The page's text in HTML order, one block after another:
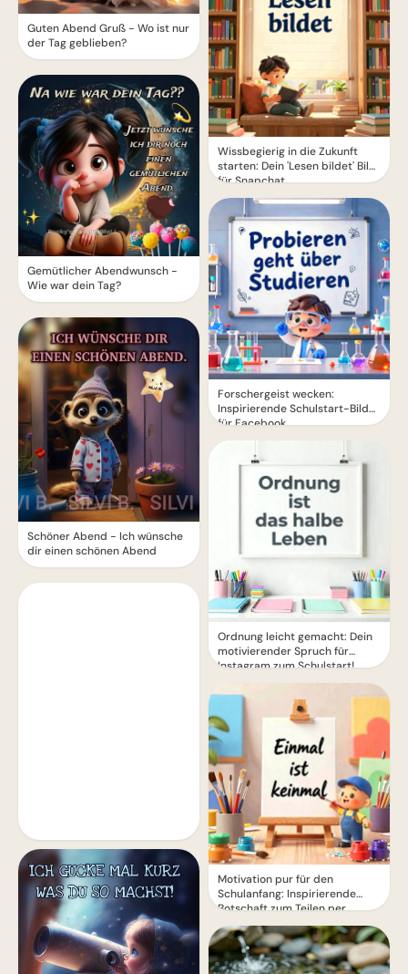
Guten Abend Gruß - Wo ist nur
der Tag geblieben?
Gemütlicher Abendwunsch -
Wie war dein Tag?
Schöner Abend - Ich wünsche
dir einen schönen Abend
Wissbegierig in die Zukunft
starten: Dein 'Lesen bildet' Bild
für Snapchat
Forschergeist wecken:
Inspirierende Schulstart-Bilder
für Facebook
Ordnung leicht gemacht: Dein
motivierender Spruch für
Instagram zum Schulstart!
Motivation pur für den
Schulanfang: Inspirierende
Botschaft zum Teilen per
WhatsApp!